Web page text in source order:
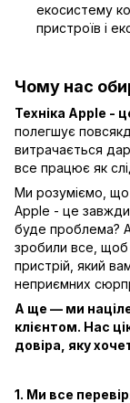
екосистему
пристроїв і
Чому нас
Техніка Apple -
полегшує
витрачається
все працює як
Ми розуміємо, що
Apple - це завжди
буде проблема?
зробили все, щоб
пристрій, який
неприємних
А ще — ми
клієнтом. Нас
довіра, яку
1. Ми все